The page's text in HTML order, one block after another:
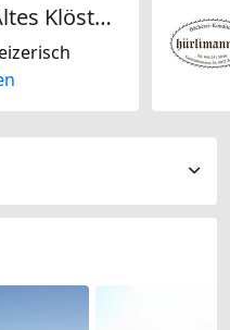
Restaurant Altes Klösterli